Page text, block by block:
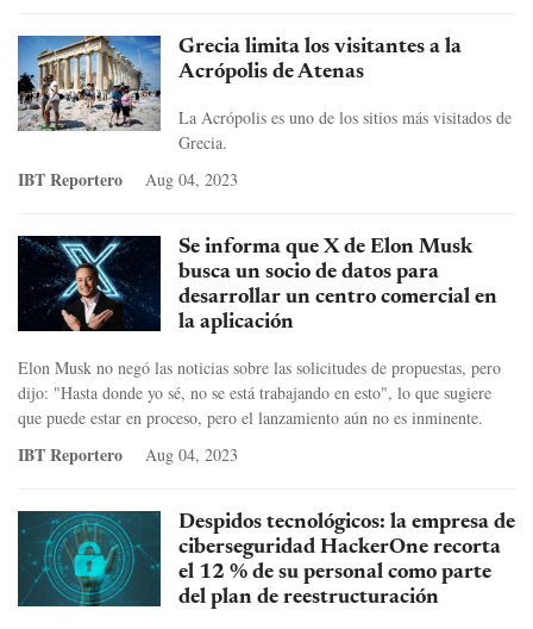
Grecia limita los visitantes a la
Acrópolis de Atenas
La Acrópolis es uno de los sitios más visitados de
Grecia.
IBT Reportero Aug 04, 2023
Se informa que X de Elon Musk
busca un socio de datos para
desarrollar un centro comercial en
la aplicación
Elon Musk no negó las noticias sobre las solicitudes de propuestas, pero
dijo: "Hasta donde yo sé, no se está trabajando en esto", lo que sugiere
que puede estar en proceso, pero el lanzamiento aún no es inminente.
IBT Reportero Aug 04, 2023
Despidos tecnológicos: la empresa de
ciberseguridad HackerOne recorta
el 12 % de su personal como parte
del plan de reestructuración